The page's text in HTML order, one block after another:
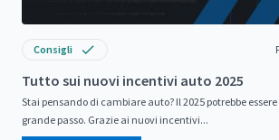
Consigli
Tutto sui nuovi incentivi auto 2025
Stai pensando di cambiare auto? Il 2025 potrebbe essere
grande passo. Grazie ai nuovi incentivi...